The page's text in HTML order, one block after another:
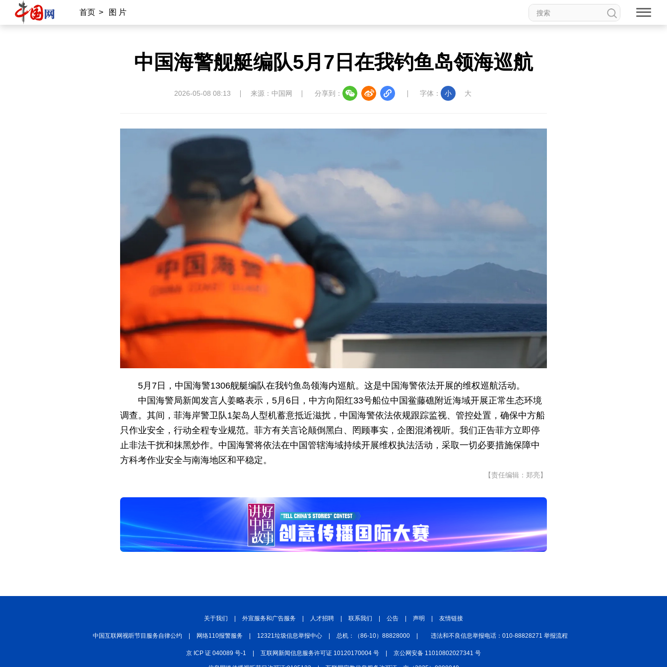
首页 > 图 片
中国海警舰艇编队5月7日在我钓鱼岛领海巡航
2026-05-08 08:13 来源：中国网 分享到： 字体： 小 大
5月7日，中国海警1306舰艇编队在我钓鱼岛领海内巡航。这是中国海警依法开展的维权巡航活动。
中国海警局新闻发言人姜略表示，5月6日，中方向阳红33号船位中国鲎藤礁附近海域开展正常生态环境
调查。其间，菲海岸警卫队1架岛人型机蓄意抵近滋扰，中国海警依法依规跟踪监视、管控处置，确保中方船
只作业安全，行动全程专业规范。菲方有关言论颠倒黑白、罔顾事实，企图混淆视听。我们正告菲方立即停
止非法干扰和抹黑炒作。中国海警将依法在中国管辖海域持续开展维权执法活动，采取一切必要措施保障中
方科考作业安全与南海地区和平稳定。
【责任编辑：郑亮】
关于我们 外宣服务和广告服务 人才招聘 联系我们 公告 声明 友情链接
中国互联网视听节目服务自律公约 网络110报警服务 12321垃圾信息举报中心 总机：（86-10）88828000 违法和不良信息举报电话：010-88828271 举报流程
京 ICP 证 040089 号-1 互联网新闻信息服务许可证 10120170004 号 京公网安备 11010802027341 号